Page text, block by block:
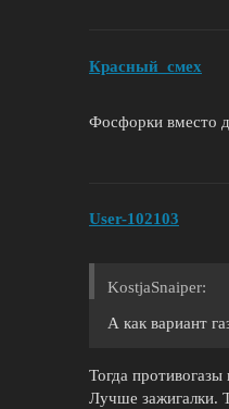
Красный_смех
Фосфорки вместо
User-102103
KostjaSnaiper:
А как вариант
Тогда противогазы
Лучше зажигалки.